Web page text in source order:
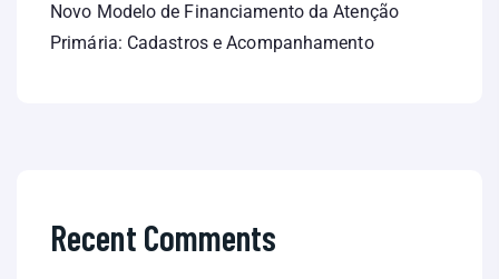
Novo Modelo de Financiamento da Atenção
Primária: Cadastros e Acompanhamento
Recent Comments